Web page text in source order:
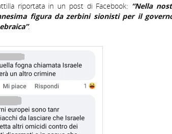
riportata in un post di Facebook: “Nella
figura da zerbini sionisti per il
.